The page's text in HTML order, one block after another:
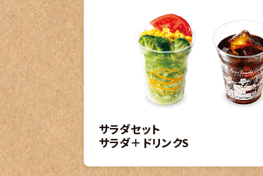
サラダセット
サラダ＋ドリンクS